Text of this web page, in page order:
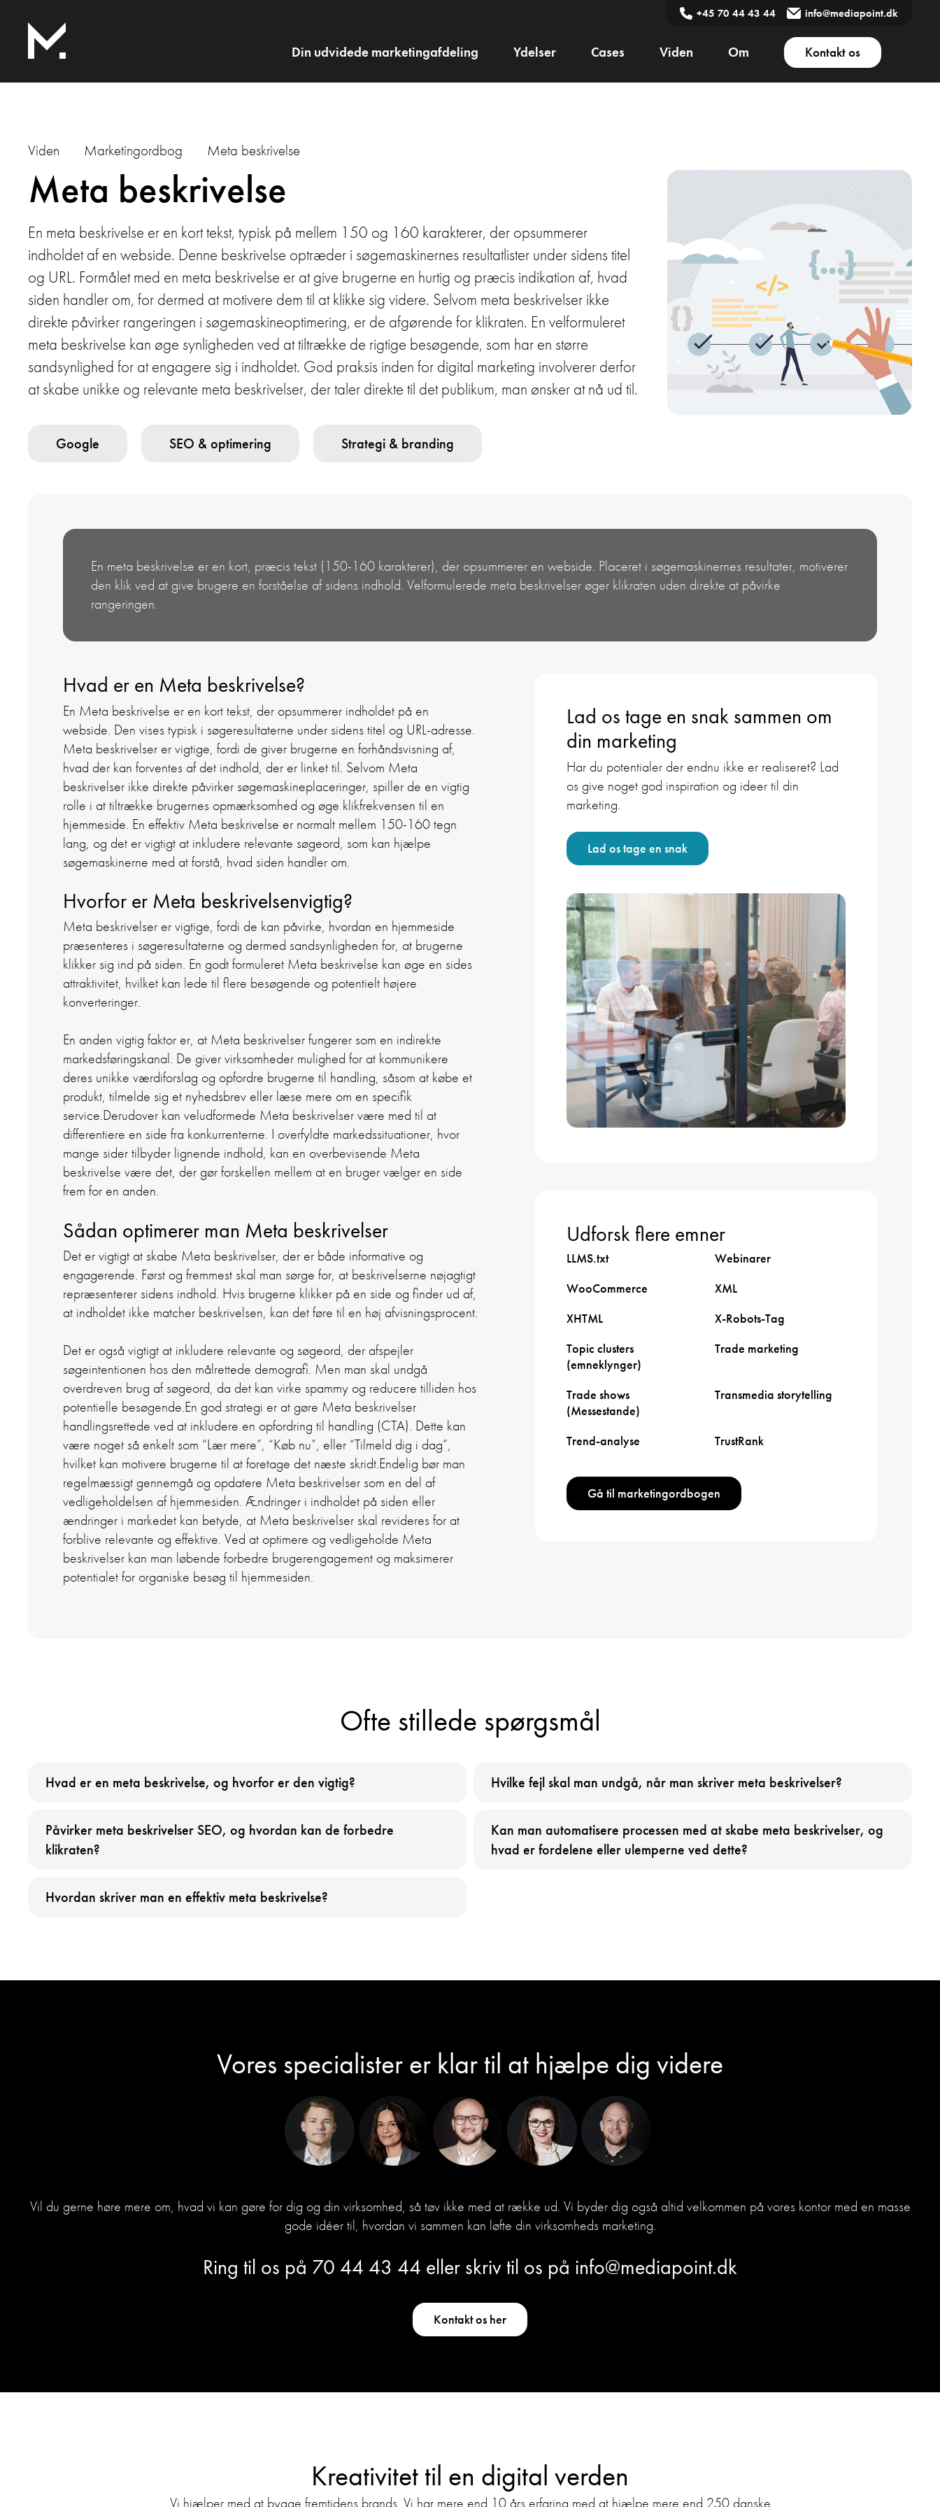
+45 70 44 43 44 info@mediapoint.dk
Din udvidede marketingafdeling Ydelser Cases Viden Om Kontakt os
Viden Marketingordbog Meta beskrivelse
Meta beskrivelse
En meta beskrivelse er en kort tekst, typisk på mellem 150 og 160 karakterer, der opsummerer
indholdet af en webside. Denne beskrivelse optræder i søgemaskinernes resultatlister under sidens titel
og URL. Formålet med en meta beskrivelse er at give brugerne en hurtig og præcis indikation af, hvad
siden handler om, for dermed at motivere dem til at klikke sig videre. Selvom meta beskrivelser ikke
direkte påvirker rangeringen i søgemaskineoptimering, er de afgørende for klikraten. En velformuleret
meta beskrivelse kan øge synligheden ved at tiltrække de rigtige besøgende, som har en større
sandsynlighed for at engagere sig i indholdet. God praksis inden for digital marketing involverer derfor
at skabe unikke og relevante meta beskrivelser, der taler direkte til det publikum, man ønsker at nå ud til.
Google SEO & optimering Strategi & branding
En meta beskrivelse er en kort, præcis tekst (150-160 karakterer), der opsummerer en webside. Placeret i søgemaskinernes resultater, motiverer
den klik ved at give brugere en forståelse af sidens indhold. Velformulerede meta beskrivelser øger klikraten uden direkte at påvirke
rangeringen.
Hvad er en Meta beskrivelse?
En Meta beskrivelse er en kort tekst, der opsummerer indholdet på en
webside. Den vises typisk i søgeresultaterne under sidens titel og URL-adresse.
Meta beskrivelser er vigtige, fordi de giver brugerne en forhåndsvisning af,
hvad der kan forventes af det indhold, der er linket til. Selvom Meta
beskrivelser ikke direkte påvirker søgemaskineplaceringer, spiller de en vigtig
rolle i at tiltrække brugernes opmærksomhed og øge klikfrekvensen til en
hjemmeside. En effektiv Meta beskrivelse er normalt mellem 150-160 tegn
lang, og det er vigtigt at inkludere relevante søgeord, som kan hjælpe
søgemaskinerne med at forstå, hvad siden handler om.
Hvorfor er Meta beskrivelsenvigtig?
Meta beskrivelser er vigtige, fordi de kan påvirke, hvordan en hjemmeside
præsenteres i søgeresultaterne og dermed sandsynligheden for, at brugerne
klikker sig ind på siden. En godt formuleret Meta beskrivelse kan øge en sides
attraktivitet, hvilket kan lede til flere besøgende og potentielt højere
konverteringer.
En anden vigtig faktor er, at Meta beskrivelser fungerer som en indirekte
markedsføringskanal. De giver virksomheder mulighed for at kommunikere
deres unikke værdiforslag og opfordre brugerne til handling, såsom at købe et
produkt, tilmelde sig et nyhedsbrev eller læse mere om en specifik
service.Derudover kan veludformede Meta beskrivelser være med til at
differentiere en side fra konkurrenterne. I overfyldte markedssituationer, hvor
mange sider tilbyder lignende indhold, kan en overbevisende Meta
beskrivelse være det, der gør forskellen mellem at en bruger vælger en side
frem for en anden.
Sådan optimerer man Meta beskrivelser
Det er vigtigt at skabe Meta beskrivelser, der er både informative og
engagerende. Først og fremmest skal man sørge for, at beskrivelserne nøjagtigt
repræsenterer sidens indhold. Hvis brugerne klikker på en side og finder ud af,
at indholdet ikke matcher beskrivelsen, kan det føre til en høj afvisningsprocent.
Det er også vigtigt at inkludere relevante og søgeord, der afspejler
søgeintentionen hos den målrettede demografi. Men man skal undgå
overdreven brug af søgeord, da det kan virke spammy og reducere tilliden hos
potentielle besøgende.En god strategi er at gøre Meta beskrivelser
handlingsrettede ved at inkludere en opfordring til handling (CTA). Dette kan
være noget så enkelt som “Lær mere”, “Køb nu”, eller “Tilmeld dig i dag”,
hvilket kan motivere brugerne til at foretage det næste skridt.Endelig bør man
regelmæssigt gennemgå og opdatere Meta beskrivelser som en del af
vedligeholdelsen af hjemmesiden. Ændringer i indholdet på siden eller
ændringer i markedet kan betyde, at Meta beskrivelser skal revideres for at
forblive relevante og effektive. Ved at optimere og vedligeholde Meta
beskrivelser kan man løbende forbedre brugerengagement og maksimerer
potentialet for organiske besøg til hjemmesiden.
Lad os tage en snak sammen om
din marketing
Har du potentialer der endnu ikke er realiseret? Lad
os give noget god inspiration og ideer til din
marketing.
Lad os tage en snak
Udforsk flere emner
LLMS.txt
Webinarer
WooCommerce
XML
XHTML
X-Robots-Tag
Topic clusters
(emneklynger)
Trade marketing
Trade shows
(Messestande)
Transmedia storytelling
Trend-analyse TrustRank
Gå til marketingordbogen
Ofte stillede spørgsmål
Hvad er en meta beskrivelse, og hvorfor er den vigtig?
Påvirker meta beskrivelser SEO, og hvordan kan de forbedre
klikraten?
Hvordan skriver man en effektiv meta beskrivelse?
Hvilke fejl skal man undgå, når man skriver meta beskrivelser?
Kan man automatisere processen med at skabe meta beskrivelser, og
hvad er fordelene eller ulemperne ved dette?
Vores specialister er klar til at hjælpe dig videre
Vil du gerne høre mere om, hvad vi kan gøre for dig og din virksomhed, så tøv ikke med at række ud. Vi byder dig også altid velkommen på vores kontor med en masse
gode idéer til, hvordan vi sammen kan løfte din virksomheds marketing.
Ring til os på 70 44 43 44 eller skriv til os på info@mediapoint.dk
Kontakt os her
Kreativitet til en digital verden
Vi hjælper med at bygge fremtidens brands. Vi har mere end 10 års erfaring med at hjælpe mere end 250 danske